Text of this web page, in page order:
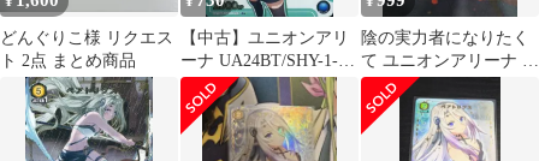
どんぐりこ様 リクエス
ト 2点 まとめ商品
【中古】ユニオンアリ
ーナ UA24BT/SHY-1-
027[R★]：(キラ)ピルツ
陰の実力者になりたく
て ユニオンアリーナ ベ
アトリクス パラレル
U★